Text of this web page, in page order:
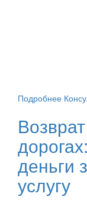
Подробнее
деньги
услугу